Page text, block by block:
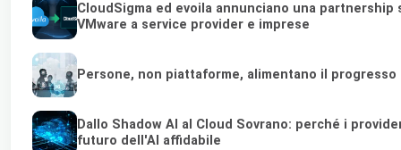
CloudSigma ed evoila annunciano una
VMware a service provider e imprese
Persone, non piattaforme, alimentano il progresso
Dallo Shadow AI al Cloud Sovrano: perché i
futuro dell'AI affidabile